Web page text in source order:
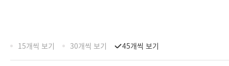
15개씩 보기 30개씩 보기 45개씩 보기